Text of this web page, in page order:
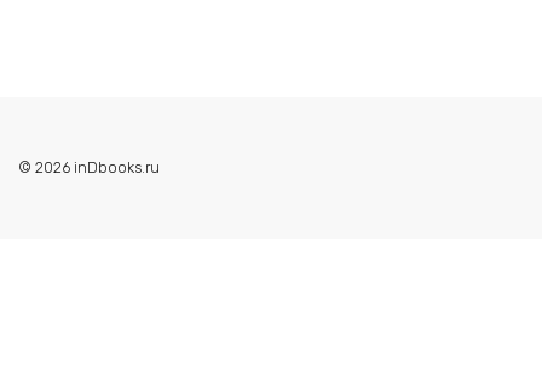
© 2026 inDbooks.ru